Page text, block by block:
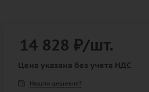
14 828 ₽/шт.
Цена указана без учета НДС
Нашли дешевле?